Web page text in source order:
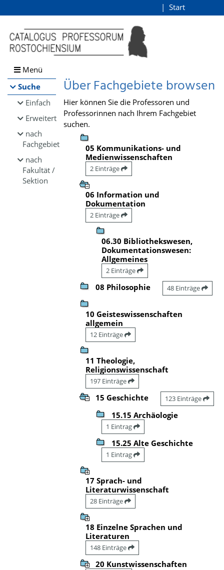
Browsen
direkt zum Inhalt
Start
Menü
Suche
Einfach
Erweitert
nach
Fachgebiet
nach
Fakultät /
Sektion
Über Fachgebiete browsen
Hier können Sie die Professoren und
Professorinnen nach Ihrem Fachgebiet
suchen.
05 Kommunikations- und
Medienwissenschaften
2 Einträge
06 Information und
Dokumentation
2 Einträge
06.30 Bibliothekswesen,
Dokumentationswesen:
Allgemeines
2 Einträge
08 Philosophie 48 Einträge
10 Geisteswissenschaften
allgemein
12 Einträge
11 Theologie,
Religionswissenschaft
197 Einträge
15 Geschichte 123 Einträge
15.15 Archäologie
1 Eintrag
15.25 Alte Geschichte
1 Eintrag
17 Sprach- und
Literaturwissenschaft
28 Einträge
18 Einzelne Sprachen und
Literaturen
148 Einträge
20 Kunstwissenschaften